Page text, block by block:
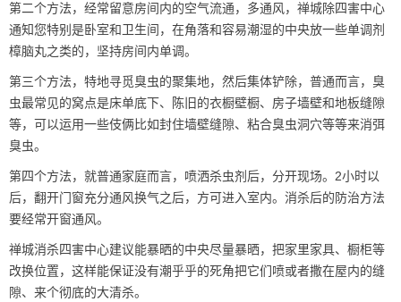
第二个方法，经常留意房间内的空气流通，多通风， 禅城除四害中心
通知您特别是卧室和卫生间，在角落和容易潮湿的中央放一些单调剂
樟脑丸之类的，坚持房间内单调。
第三个方法，特地寻觅臭虫的聚集地，然后集体铲除，普通而言，臭
虫最常见的窝点是床单底下、陈旧的衣橱壁橱、房子墙壁和地板缝隙
等，可以运用一些伎俩比如封住墙壁缝隙、粘合臭虫洞穴等等来消弭
臭虫。
第四个方法，就普通家庭而言，喷洒杀虫剂后，分开现场。2小时以
后，翻开门窗充分通风换气之后，方可进入室内。消杀后的防治方法
要经常开窗通风。
禅城消杀四害中心建议能暴晒的中央尽量暴晒，把家里家具、橱柜等
改换位置，这样能保证没有潮乎乎的死角把它们喷或者撒在屋内的缝
隙、来个彻底的大清杀。